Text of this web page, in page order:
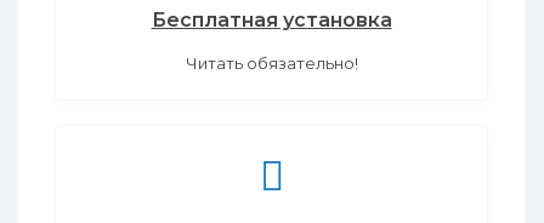
Бесплатная установка
Читать обязательно!